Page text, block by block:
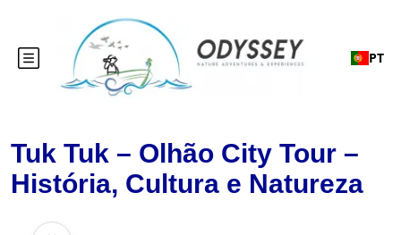
PT
Tuk Tuk – Olhão City Tour –
História, Cultura e Natureza